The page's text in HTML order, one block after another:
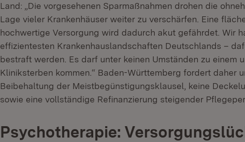
Land: „Die vorgesehenen Sparmaßnahmen drohen die
Lage vieler Krankenhäuser weiter zu verschärfen. Eine
hochwertige Versorgung wird dadurch akut gefährdet. Wir
effizientesten Krankenhauslandschaften Deutschlands –
bestraft werden. Es darf unter keinen Umständen zu einem
Kliniksterben kommen.“ Baden-Württemberg fordert daher
Beibehaltung der Meistbegünstigungsklausel, keine
sowie eine vollständige Refinanzierung steigender
Psychotherapie: